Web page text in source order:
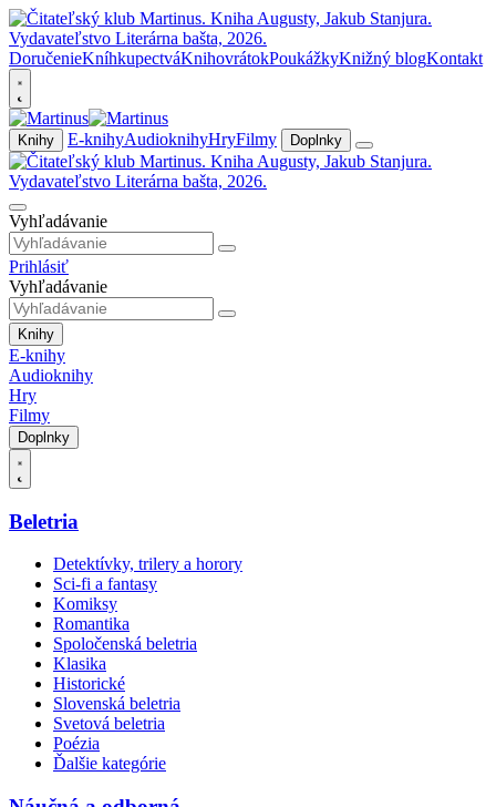
DoručenieKníhkupectváKnihovrátokPoukážkyKnižný blogKontakt
Knihy E-knihyAudioknihyHryFilmy Doplnky
Vyhľadávanie
Prihlásiť
Vyhľadávanie
Knihy
E-knihy
Audioknihy
Hry
Filmy
Doplnky
Beletria
Detektívky, trilery a horory
Sci-fi a fantasy
Komiksy
Romantika
Spoločenská beletria
Klasika
Historické
Slovenská beletria
Svetová beletria
Poézia
Ďalšie kategórie